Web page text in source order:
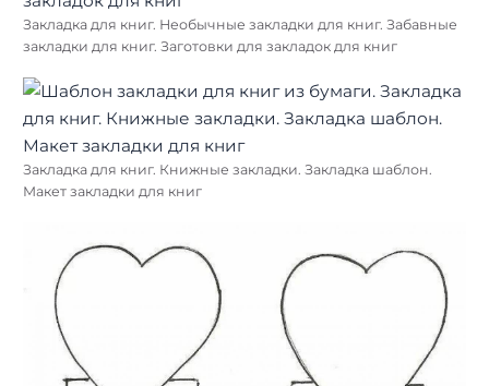
Закладка для книг. Необычные закладки для книг. Забавные
закладки для книг. Заготовки для закладок для книг
Закладка для книг. Книжные закладки. Закладка шаблон.
Макет закладки для книг